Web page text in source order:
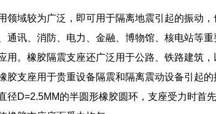
领域较为广泛，即可用于隔离地震引起的振动
通讯、消防、电力、金融、博物馆、核电站等
用。橡胶隔震支座还广泛用于公路、铁路建筑
胶支座用于贵重设备隔震和隔离震动设备引起
径D=2.5MM的半圆形橡胶圆环，支座受力时首